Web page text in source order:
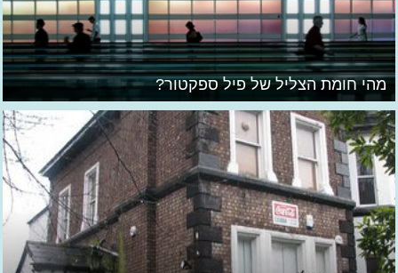
מהי חומת הצליל של פיל ספקטור?